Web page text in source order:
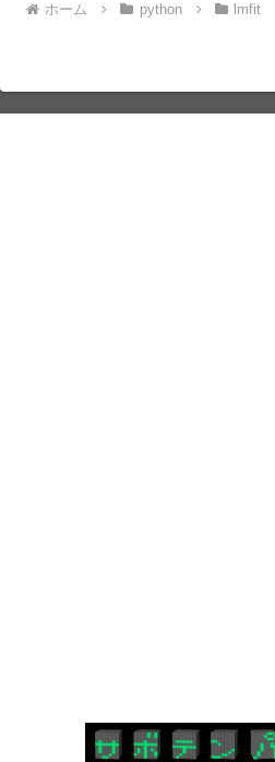
ホーム python lmfit